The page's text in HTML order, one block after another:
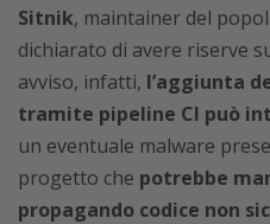
Sitnik, maintainer del
dichiarato di avere riserve
avviso, infatti, l’aggiunta
tramite pipeline CI può
un eventuale malware
progetto che potrebbe
propagando codice non